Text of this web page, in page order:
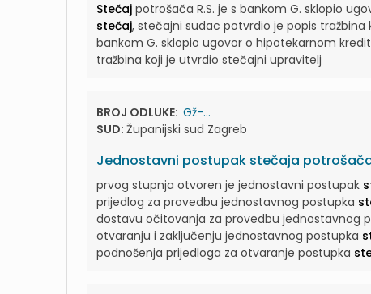
Stečaj potrošača R.S. je s bankom G. sklopio
stečaj, stečajni sudac potvrdio je popis tražbina
bankom G. sklopio ugovor o hipotekarnom
tražbina koji je utvrdio stečajni upravitelj
BROJ ODLUKE: Gž-...
SUD: Županijski sud Zagreb
Jednostavni postupak stečaja
prvog stupnja otvoren je jednostavni postupak
prijedlog za provedbu jednostavnog postupka
dostavu očitovanja za provedbu jednostavnog
otvaranju i zaključenju jednostavnog postupka
podnošenja prijedloga za otvaranje postupka